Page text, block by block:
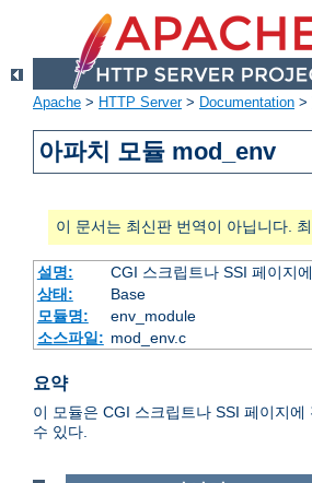
Apache > HTTP Server> Documentation >
아파치 모듈 mod_env
이 문서는 최신판 번역이 아닙니다.
설명:
CGI 스크립트나 SSI 페이지
상태:
Base
모듈명:
env_module
소스파일: mod_env.c
요약
이 모듈은 CGI 스크립트나 SSI 페이지
수 있다.